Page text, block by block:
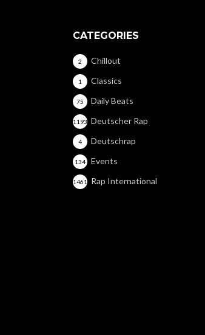
CATEGORIES
Chillout
2
Classics
1
Daily Beats
75
Deutscher Rap
1193
Deutschrap
4
Events
134
Rap International
1461